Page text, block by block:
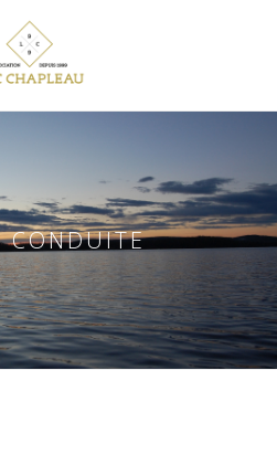
CONDUITE